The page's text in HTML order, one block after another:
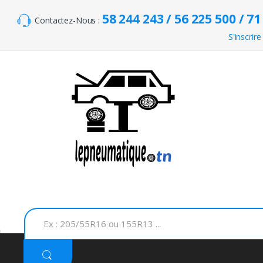
Contactez-Nous : 58 244 243 / 56 225 500 /
S'inscrire
S
e
a